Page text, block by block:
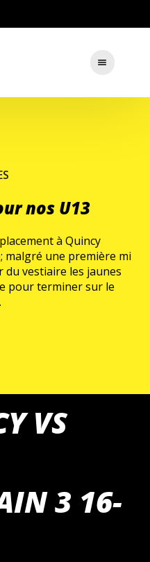
VS
3 16-
nos U13
à Quincy
malgré une première mi
vestiaire les jaunes
pour terminer sur le